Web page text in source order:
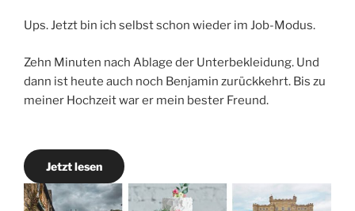
Ups. Jetzt bin ich selbst schon wieder im Job-Modus.
Zehn Minuten nach Ablage der Unterbekleidung. Und
dann ist heute auch noch Benjamin zurückkehrt. Bis zu
meiner Hochzeit war er mein bester Freund.
Jetzt lesen